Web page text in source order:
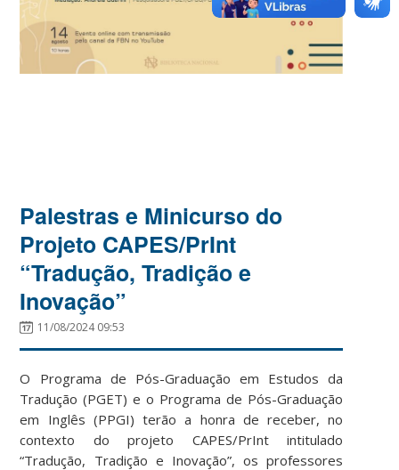
Palestras e Minicurso do
Projeto CAPES/PrInt
“Tradução, Tradição e
Inovação”
11/08/2024 09:53
O Programa de Pós-Graduação em Estudos da
Tradução (PGET) e o Programa de Pós-Graduação
em Inglês (PPGI) terão a honra de receber, no
contexto do projeto CAPES/PrInt intitulado
“Tradução, Tradição e Inovação”, os professores